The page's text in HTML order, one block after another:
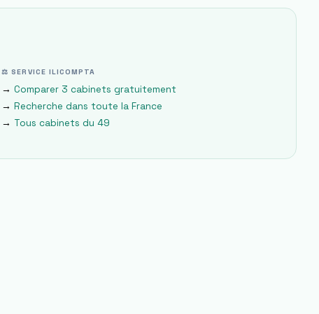
⚖ SERVICE ILICOMPTA
→Comparer 3 cabinets gratuitement
→Recherche dans toute la France
→ Tous cabinets du49